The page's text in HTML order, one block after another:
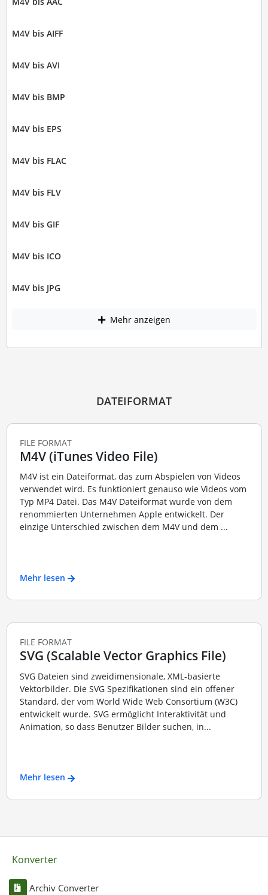
M4V bis AIFF
M4V bis AVI
M4V bis BMP
M4V bis EPS
M4V bis FLAC
M4V bis FLV
M4V bis GIF
M4V bis ICO
M4V bis JPG
Mehr anzeigen
DATEIFORMAT
FILE FORMAT
M4V (iTunes Video File)
M4V ist ein Dateiformat, das zum Abspielen von Videos
verwendet wird. Es funktioniert genauso wie Videos vom
Typ MP4 Datei. Das M4V Dateiformat wurde von dem
renommierten Unternehmen Apple entwickelt. Der
einzige Unterschied zwischen dem M4V und dem ...
Mehr lesen
FILE FORMAT
SVG (Scalable Vector Graphics File)
SVG Dateien sind zweidimensionale, XML-basierte
Vektorbilder. Die SVG Spezifikationen sind ein offener
Standard, der vom World Wide Web Consortium (W3C)
entwickelt wurde. SVG ermöglicht Interaktivität und
Animation, so dass Benutzer Bilder suchen, in...
Mehr lesen
Konverter
Archiv Converter